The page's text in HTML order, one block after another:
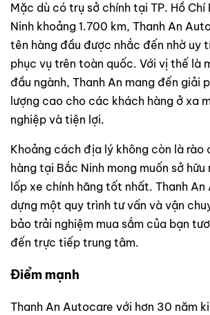
Mặc dù có trụ sở chính tại TP. Hồ Chí
Ninh khoảng 1.700 km, Thanh An
tên hàng đầu được nhắc đến nhờ uy
phục vụ trên toàn quốc. Với vị thế là
đầu ngành, Thanh An mang đến giải
lượng cao cho các khách hàng ở xa
nghiệp và tiện lợi.
Khoảng cách địa lý không còn là rào
hàng tại Bắc Ninh mong muốn sở hữu
lốp xe chính hãng tốt nhất. Thanh
dựng một quy trình tư vấn và vận
bảo trải nghiệm mua sắm của bạn
đến trực tiếp trung tâm.
Điểm mạnh
Thanh An Autocare với hơn 30 năm